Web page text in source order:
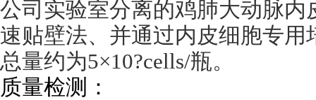
公司实验室分离的鸡肺大动脉内
速贴壁法、并通过内皮细胞专
总量约为5×10?cells/瓶。
质量检测：